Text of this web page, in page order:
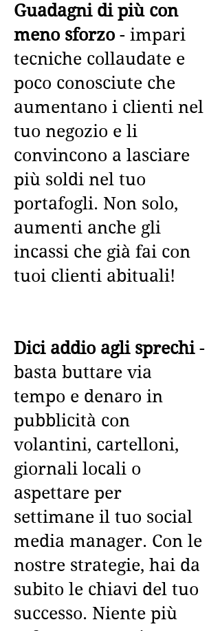
Guadagni di più con
meno sforzo - impari
tecniche collaudate e
poco conosciute che
aumentano i clienti nel
tuo negozio e li
convincono a lasciare
più soldi nel tuo
portafogli. Non solo,
aumenti anche gli
incassi che già fai con
tuoi clienti abituali!
Dici addio agli sprechi-
basta buttare via
tempo e denaro in
pubblicità con
volantini, cartelloni,
giornali locali o
aspettare per
settimane il tuo social
media manager. Con le
nostre strategie, hai da
subito le chiavi del tuo
successo. Niente più